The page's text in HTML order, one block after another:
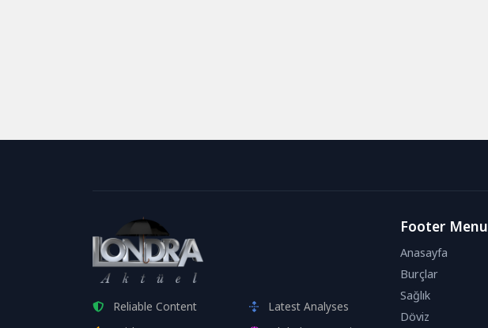
Reliable Content
Latest Analyses
Footer Menu
Anasayfa
Burçlar
Sağlık
Döviz